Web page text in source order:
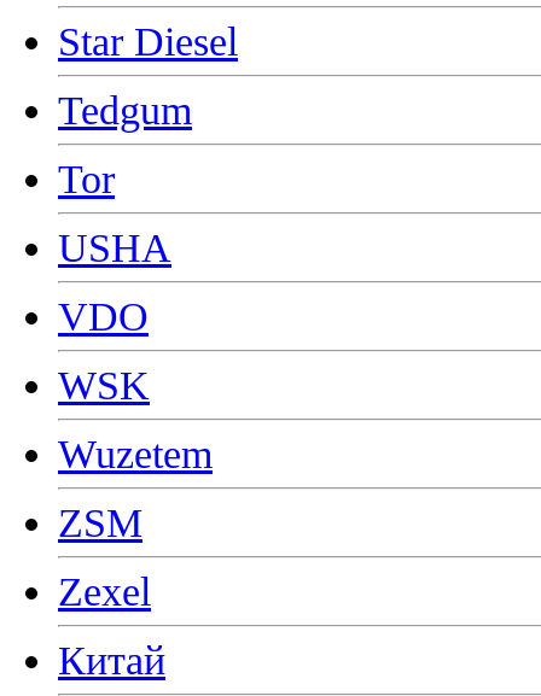
Star Diesel
Tedgum
Tor
USHA
VDO
WSK
Wuzetem
ZSM
Zexel
Китай